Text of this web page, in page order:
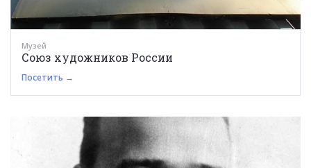
Музей
Союз художников России
Посетить →